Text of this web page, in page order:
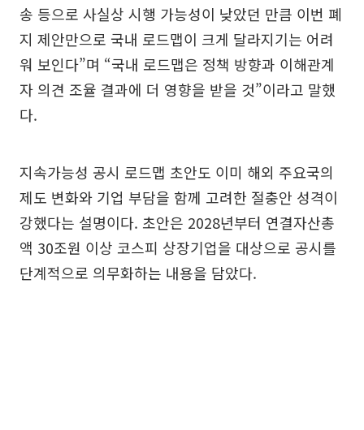
송 등으로 사실상 시행 가능성이 낮았던 만큼 이번 폐
지 제안만으로 국내 로드맵이 크게 달라지기는 어려
워 보인다”며 “국내 로드맵은 정책 방향과 이해관계
자 의견 조율 결과에 더 영향을 받을 것”이라고 말했
다.
지속가능성 공시 로드맵 초안도 이미 해외 주요국의
제도 변화와 기업 부담을 함께 고려한 절충안 성격이
강했다는 설명이다. 초안은 2028년부터 연결자산총
액 30조원 이상 코스피 상장기업을 대상으로 공시를
단계적으로 의무화하는 내용을 담았다.